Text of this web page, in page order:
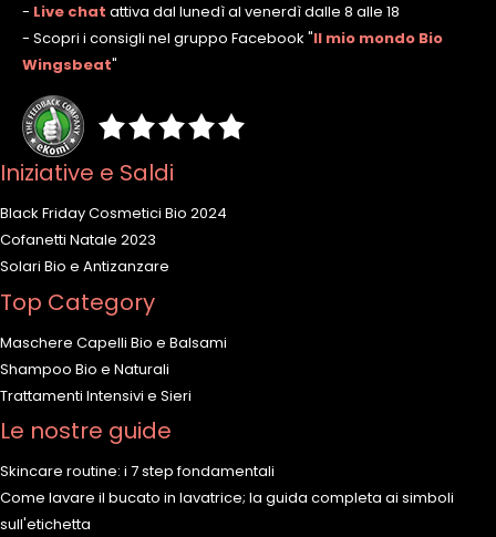
- Live chat attiva dal lunedì al venerdì dalle 8 alle 18
- Scopri i consigli nel gruppo Facebook "Il mio mondo Bio
Wingsbeat"
Iniziative e Saldi
Black Friday Cosmetici Bio 2024
Cofanetti Natale 2023
Solari Bio e Antizanzare
Top Category
Maschere Capelli Bio e Balsami
Shampoo Bio e Naturali
Trattamenti Intensivi e Sieri
Le nostre guide
Skincare routine: i 7 step fondamentali
Come lavare il bucato in lavatrice; la guida completa ai simboli
sull'etichetta